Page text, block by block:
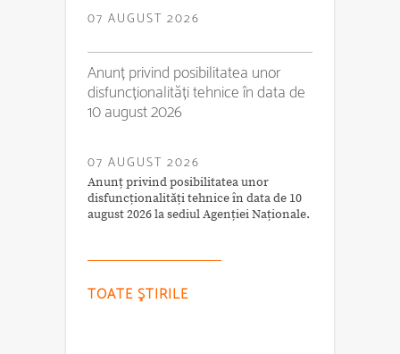
07 AUGUST 2026
Anunț privind posibilitatea unor
disfuncționalități tehnice în data de
10 august 2026
07 AUGUST 2026
Anunț privind posibilitatea unor
disfuncționalități tehnice în data de 10
august 2026 la sediul Agenției Naționale.
TOATE ŞTIRILE